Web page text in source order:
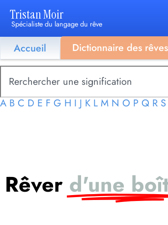
Tristan Moir
Spécialiste du langage du rêve
Accueil Dictionnaire des rêves
A B C D E F G H I J K L M N O P Q R S
Rêver d'une